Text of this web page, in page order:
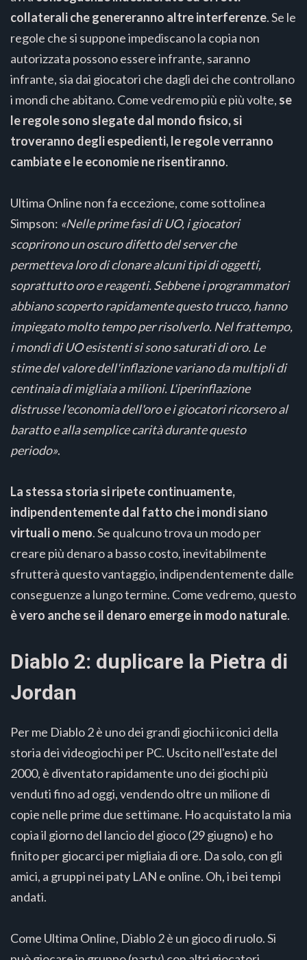
collaterali che genereranno altre interferenze. Se le
regole che si suppone impediscano la copia non
autorizzata possono essere infrante, saranno
infrante, sia dai giocatori che dagli dei che controllano
i mondi che abitano. Come vedremo più e più volte, se
le regole sono slegate dal mondo fisico, si
troveranno degli espedienti, le regole verranno
cambiate e le economie ne risentiranno.
Ultima Online non fa eccezione, come sottolinea
Simpson: «Nelle prime fasi di UO, i giocatori
scoprirono un oscuro difetto del server che
permetteva loro di clonare alcuni tipi di oggetti,
soprattutto oro e reagenti. Sebbene i programmatori
abbiano scoperto rapidamente questo trucco, hanno
impiegato molto tempo per risolverlo. Nel frattempo,
i mondi di UO esistenti si sono saturati di oro. Le
stime del valore dell'inflazione variano da multipli di
centinaia di migliaia a milioni. L'iperinflazione
distrusse l'economia dell'oro e i giocatori ricorsero al
baratto e alla semplice carità durante questo
periodo».
La stessa storia si ripete continuamente,
indipendentemente dal fatto che i mondi siano
virtuali o meno. Se qualcuno trova un modo per
creare più denaro a basso costo, inevitabilmente
sfrutterà questo vantaggio, indipendentemente dalle
conseguenze a lungo termine. Come vedremo, questo
è vero anche se il denaro emerge in modo naturale.
Diablo 2: duplicare la Pietra di
Jordan
Per me Diablo 2 è uno dei grandi giochi iconici della
storia dei videogiochi per PC. Uscito nell'estate del
2000, è diventato rapidamente uno dei giochi più
venduti fino ad oggi, vendendo oltre un milione di
copie nelle prime due settimane. Ho acquistato la mia
copia il giorno del lancio del gioco (29 giugno) e ho
finito per giocarci per migliaia di ore. Da solo, con gli
amici, a gruppi nei paty LAN e online. Oh, i bei tempi
andati.
Come Ultima Online, Diablo 2 è un gioco di ruolo. Si